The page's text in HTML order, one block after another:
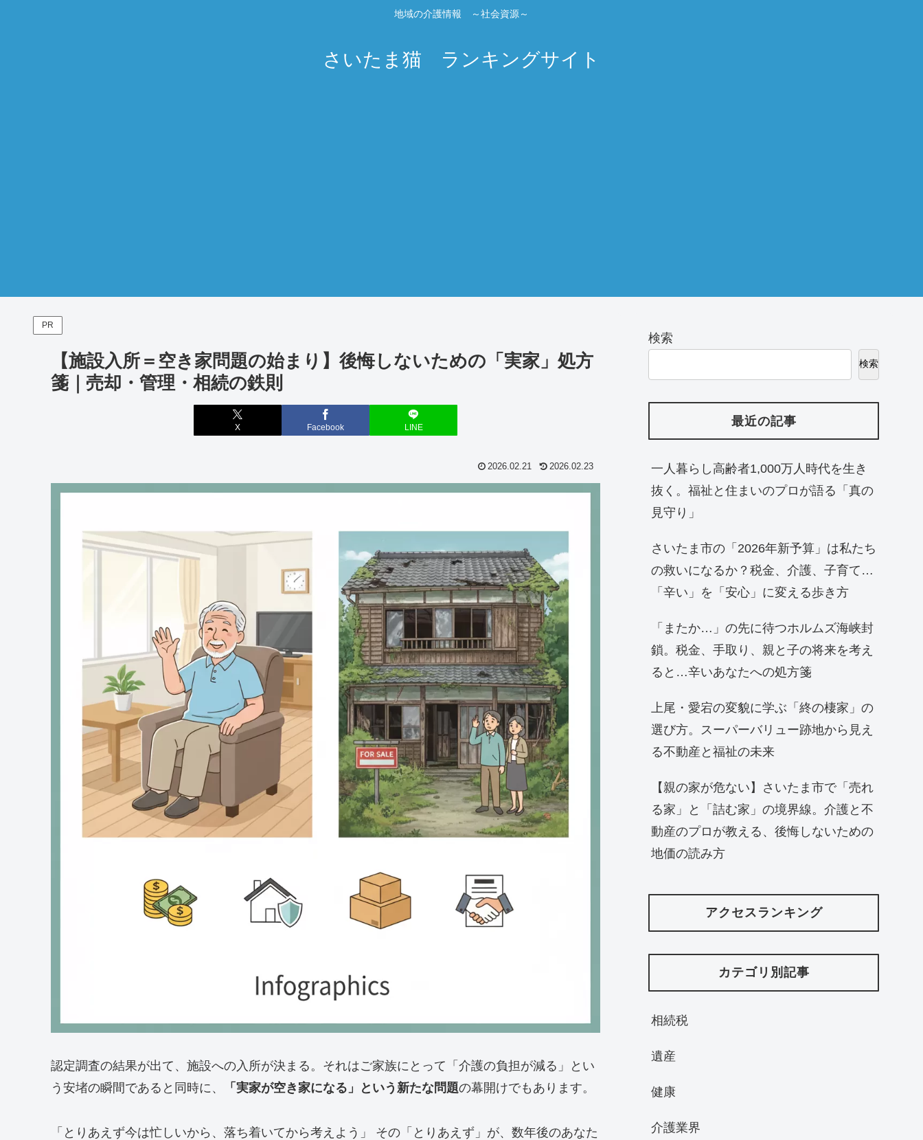
地域の介護情報 ～社会資源～
さいたま猫 ランキングサイト
PR
【施設入所＝空き家問題の始まり】後悔しないための「実家」処方
箋｜売却・管理・相続の鉄則
X Facebook LINE
2026.02.21 2026.02.23
認定調査の結果が出て、施設への入所が決まる。それはご家族にとって「介護の負担が減る」とい
う安堵の瞬間であると同時に、
「実家が空き家になる」という新たな問題の幕開けでもあります。
「とりあえず今は忙しいから、落ち着いてから考えよう」 その「とりあえず」が、数年後のあなた
検索
検索
最近の記事
一人暮らし高齢者1,000万人時代を生き
抜く。福祉と住まいのプロが語る「真の
見守り」
さいたま市の「2026年新予算」は私たち
の救いになるか？税金、介護、子育て…
「辛い」を「安心」に変える歩き方
「またか…」の先に待つホルムズ海峡封
鎖。税金、手取り、親と子の将来を考え
ると…辛いあなたへの処方箋
上尾・愛宕の変貌に学ぶ「終の棲家」の
選び方。スーパーバリュー跡地から見え
る不動産と福祉の未来
【親の家が危ない】さいたま市で「売れ
る家」と「詰む家」の境界線。介護と不
動産のプロが教える、後悔しないための
地価の読み方
アクセスランキング
カテゴリ別記事
相続税
遺産
健康
介護業界